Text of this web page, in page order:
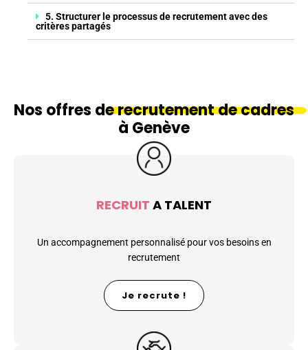
5. Structurer le processus de recrutement avec des
critères partagés
Nos offres derecrutement de cadres
à Genève
RECRUIT A TALENT
Un accompagnement personnalisé pour vos besoins en
recrutement
Je recrute !